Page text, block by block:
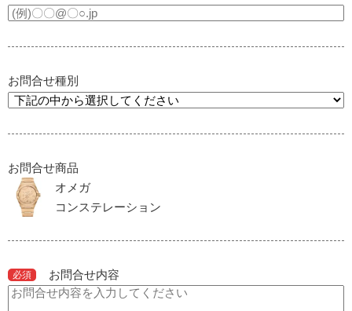
お問合せ種別
お問合せ商品
オメガ
コンステレーション
必須 お問合せ内容